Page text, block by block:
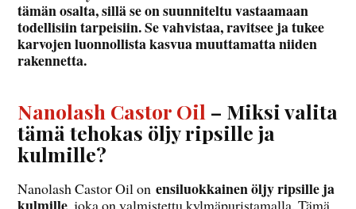
tämän osalta, sillä se on suunniteltu vastaamaan
todellisiin tarpeisiin. Se vahvistaa, ravitsee ja tukee
karvojen luonnollista kasvua muuttamatta niiden
rakennetta.
Nanolash Castor Oil – Miksi valita
tämä tehokas öljy ripsille ja
kulmille?
Nanolash Castor Oil onensiluokkainen öljy ripsille ja
kulmille, joka on valmistettu kylmäpuristamalla. Tämä